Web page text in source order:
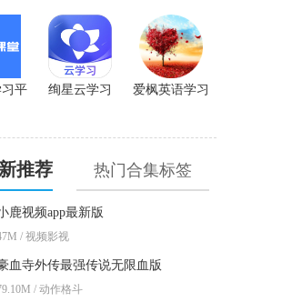
爱枫英语学习
绚星云学习
习平
推荐 热门合集标签
鹿视频app最新版
/ 视频影视
血寺外传最强传说无限血版
/ 动作格斗